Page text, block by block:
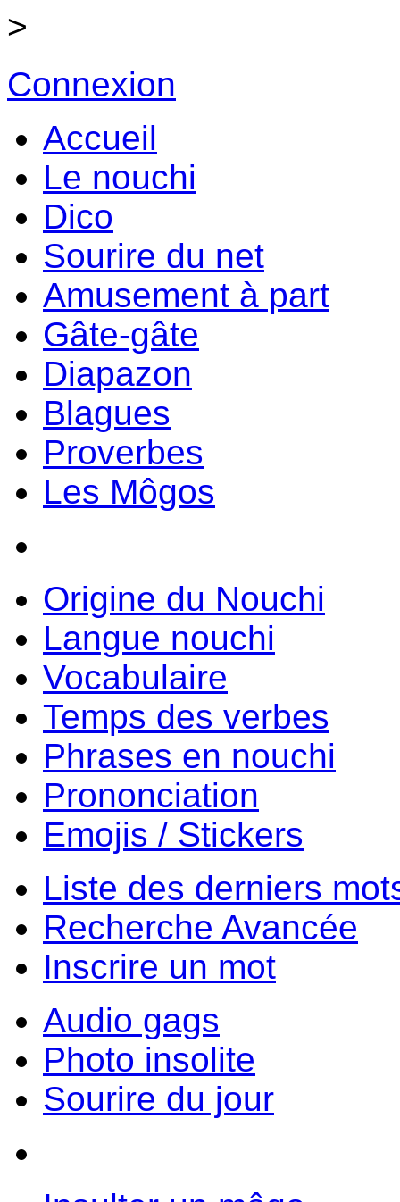
>
Connexion
Accueil
Le nouchi
Dico
Sourire du net
Amusement à part
Gâte-gâte
Diapazon
Blagues
Proverbes
Les Môgos
Origine du Nouchi
Langue nouchi
Vocabulaire
Temps des verbes
Phrases en nouchi
Prononciation
Emojis / Stickers
Liste des derniers
Recherche Avancée
Inscrire un mot
Audio gags
Photo insolite
Sourire du jour